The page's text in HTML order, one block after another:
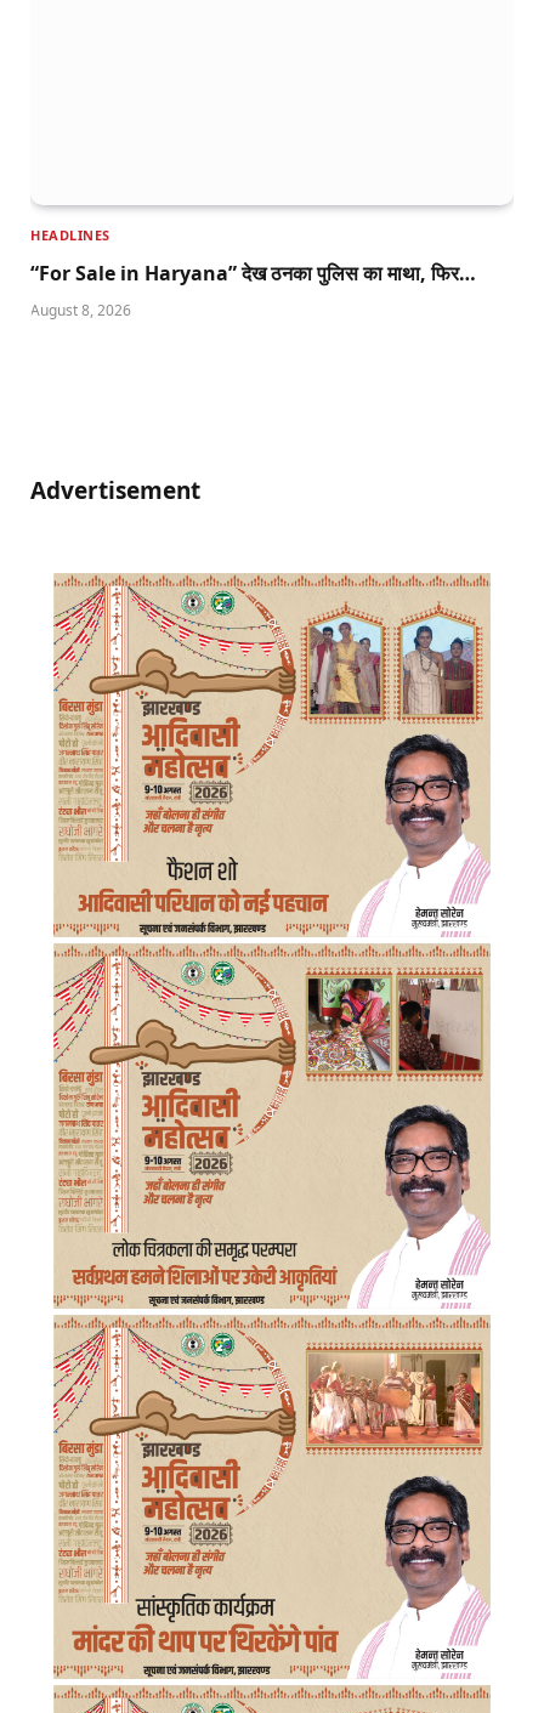
HEADLINES
“For Sale in Haryana” देख ठनका पुलिस का माथा, फिर…
August 8, 2026
Advertisement